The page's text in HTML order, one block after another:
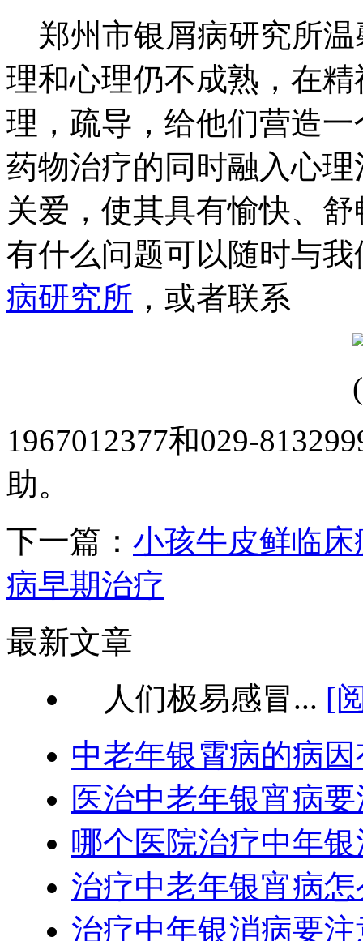
郑州市银屑病研究所温
理和心理仍不成熟，在
理，疏导，给他们营造
药物治疗的同时融入心
关爱，使其具有愉快、
有什么问题可以随时与
病研究所 ，或者联系
1967012377和029-
助。
下一篇： 小孩牛皮鲜临
病早期治疗
最新文章
人们极易感冒... [
中老年银霄病的病
医治中老年银宵病
哪个医院治疗中年
治疗中老年银宵病
治疗中年银消病要